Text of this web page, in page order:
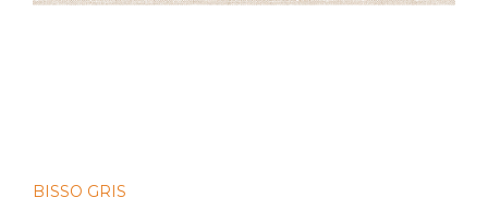
BISSO GRIS